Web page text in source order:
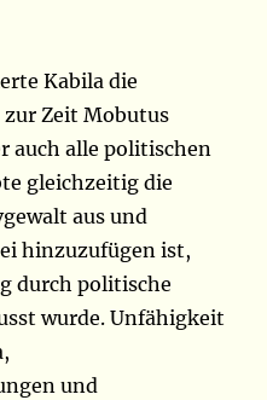
Kabila die
Zeit Mobutus
auch alle politischen
gleichzeitig die
aus und
hinzuzufügen ist,
durch politische
wurde. Unfähigkeit
und